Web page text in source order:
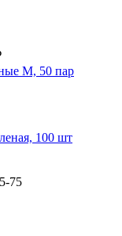
M, 50 пар
100 шт
75